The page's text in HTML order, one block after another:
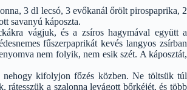
3 dl lecsó, 3 evőkanál őrölt pirospaprika, 2
savanyú káposzta.
vágjuk, és a zsíros hagymával együtt a
fűszerpaprikát kevés langyos zsírban
nem folyik, nem esik szét. A káposztát,
nehogy kifolyjon főzés közben. Ne töltsük túl
rátesszük a szalonna levágott bőrkéjét, és több